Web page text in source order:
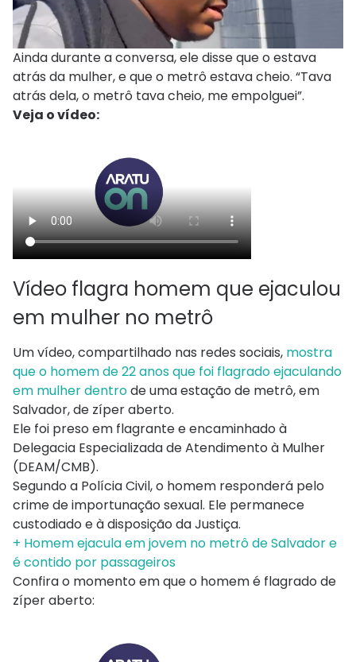
Ainda durante a conversa, ele disse que o estava
atrás da mulher, e que o metrô estava cheio. “Tava
atrás dela, o metrô tava cheio, me empolguei”.
Veja o vídeo:
Vídeo flagra homem que ejaculou
em mulher no metrô
Um vídeo, compartilhado nas redes sociais, mostra
que o homem de 22 anos que foi flagrado ejaculando
em mulher dentrode uma estação de metrô, em
Salvador, de zíper aberto.
Ele foi preso em flagrante e encaminhado à
Delegacia Especializada de Atendimento à Mulher
(DEAM/CMB).
Segundo a Polícia Civil, o homem responderá pelo
crime de importunação sexual. Ele permanece
custodiado e à disposição da Justiça.
+ Homem ejacula em jovem no metrô de Salvador e
é contido por passageiros
Confira o momento em que o homem é flagrado de
zíper aberto: